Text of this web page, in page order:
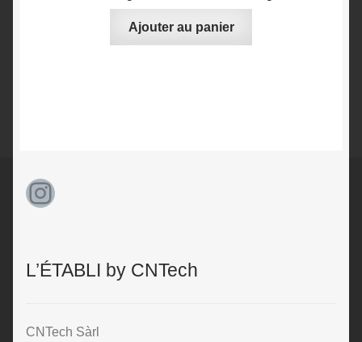
Ajouter au panier
Instagram
L’ÉTABLI by CNTech
CNTech Sàrl